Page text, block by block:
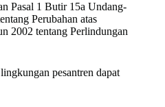
Pasal 1 Butir 15a Undang-
Perubahan atas
2002 tentang Perlindungan
pesantren dapat